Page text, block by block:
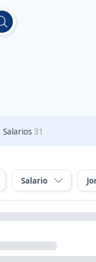
Salarios 31
Salario